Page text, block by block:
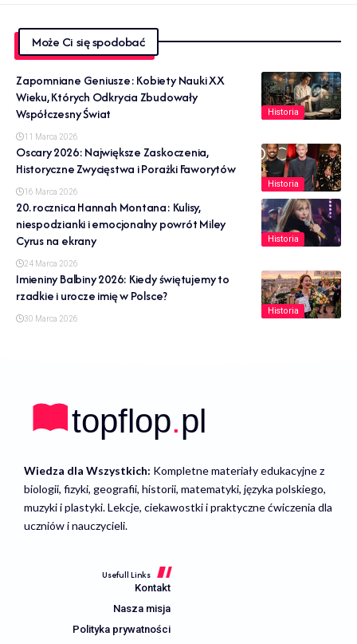
Może Ci się spodobać
Historia
Zapomniane Geniusze: Kobiety Nauki XX
Wieku, Których Odkrycia Zbudowały
Współczesny Świat
11 Marca 2026
Historia
Oscary 2026: Największe Zaskoczenia,
Historyczne Zwycięstwa i Porażki Faworytów
16 Marca 2026
Historia
20. rocznica Hannah Montana: Kulisy,
niespodzianki i emocjonalny powrót Miley
Cyrus na ekrany
24 Marca 2026
Historia
Imieniny Balbiny 2026: Kiedy świętujemy to
rzadkie i urocze imię w Polsce?
30 Marca 2026
Wiedza dla Wszystkich: Kompletne materiały edukacyjne z
biologii, fizyki, geografii, historii, matematyki, języka polskiego,
muzyki i plastyki. Lekcje, ciekawostki i praktyczne ćwiczenia dla
uczniów i nauczycieli.
Usefull Links
Kontakt
Nasza misja
Polityka prywatności